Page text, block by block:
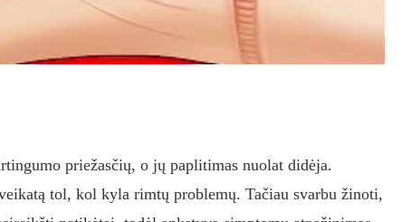
priežasčių, o jų paplitimas nuolat didėja.
tol, kol kyla rimtų problemų. Tačiau svarbu žinoti,